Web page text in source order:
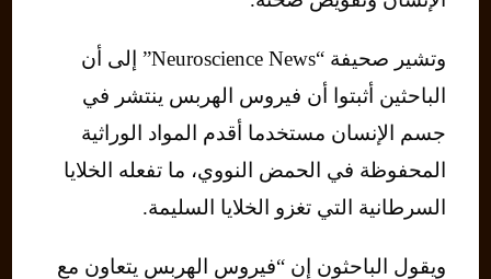
وتشير صحيفة “Neuroscience News” إلى أن
الباحثين أثبتوا أن فيروس الهربس ينتشر في
جسم الإنسان مستخدما أقدم المواد الوراثية
المحفوظة في الحمض النووي، ما تفعله الخلايا
السرطانية التي تغزو الخلايا السليمة.
ويقول الباحثون إن “فيروس الهربس يتعاون مع